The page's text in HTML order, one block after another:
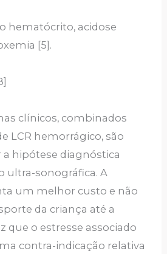
hematócrito, acidose
[5].
clínicos, combinados
LCR hemorrágico, são
a hipótese diagnóstica
ultra-sonográfica. A
um melhor custo e não
da criança até a
que o estresse associado
contra-indicação relativa